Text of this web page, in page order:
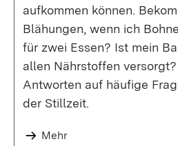
aufkommen können.
Blähungen, wenn ich
für zwei Essen? Ist mein
allen Nährstoffen
Antworten auf häufige
der Stillzeit.
Mehr